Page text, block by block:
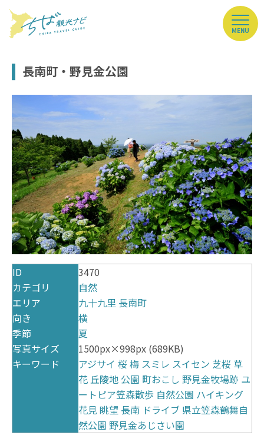
MENU
長南町・野見金公園
ID
3470
カテゴリ
自然
エリア
九十九里 長南町
向き
横
季節
夏
写真サイズ
1500px×998px (689KB)
キーワード
アジサイ 桜 梅 スミレ スイセン 芝桜 草
花 丘陵地 公園 町おこし 野見金牧場跡 ユ
ートピア笠森散歩 自然公園 ハイキング
花見 眺望 長南 ドライブ 県立笠森鶴舞自
然公園 野見金あじさい園